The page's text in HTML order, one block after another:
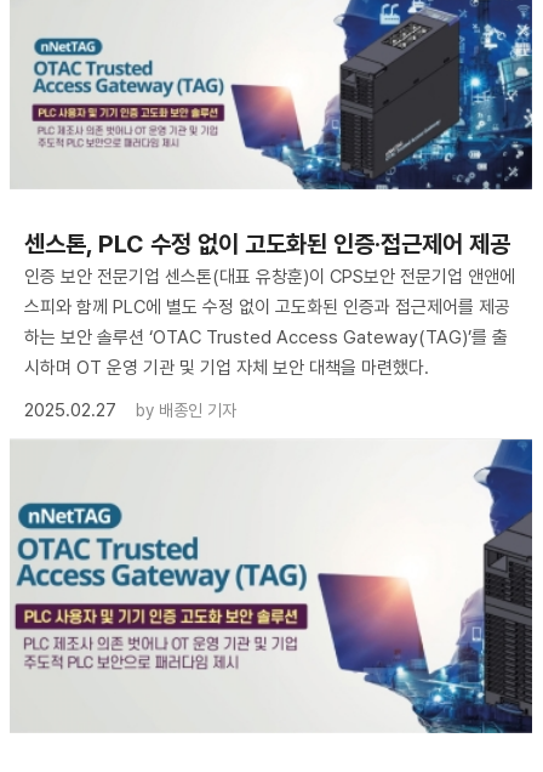
센스톤, PLC 수정 없이 고도화된 인증·접근제어 제공
인증 보안 전문기업 센스톤(대표 유창훈)이 CPS보안 전문기업 앤앤에
스피와 함께 PLC에 별도 수정 없이 고도화된 인증과 접근제어를 제공
하는 보안 솔루션 ‘OTAC Trusted Access Gateway(TAG)’를 출
시하며 OT 운영 기관 및 기업 자체 보안 대책을 마련했다.
2025.02.27
by 배종인 기자